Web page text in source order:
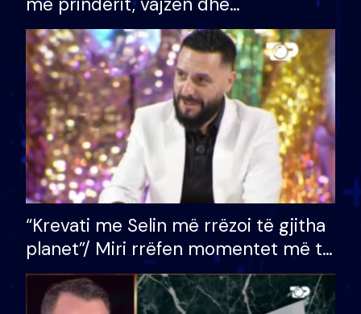
bashkëshorten: S’kemi ndonjë letër
divorci apo jo?
“Krevati me Selin më rrëzoi të gjitha
planet”/ Miri rrëfen momentet më të
bukura në shtëpinë e BB VIP: Do më
mungojë zilja e mëngjesit kur…